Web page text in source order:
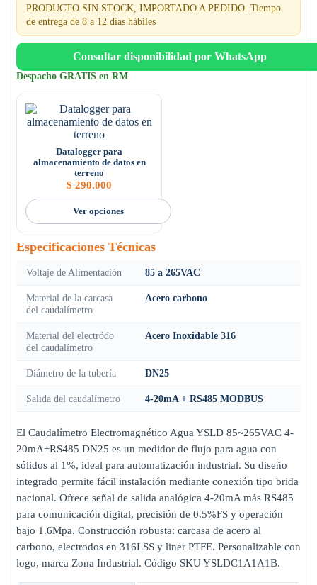
PRODUCTO SIN STOCK, IMPORTADO A PEDIDO. Tiempo
de entrega de 8 a 12 días hábiles
Consultar disponibilidad por WhatsApp
Despacho GRATIS en RM
Datalogger para
almacenamiento de datos en
terreno
$ 290.000
Ver opciones
Especificaciones Técnicas
Voltaje de Alimentación 85 a 265VAC
Material de la carcasa
del caudalímetro
Acero carbono
Material del electródo
del caudalímetro
Acero Inoxidable 316
Diámetro de la tubería DN25
Salida del caudalímetro 4-20mA + RS485 MODBUS
El Caudalímetro Electromagnético Agua YSLD 85~265VAC 4-
20mA+RS485 DN25 es un medidor de flujo para agua con
sólidos al 1%, ideal para automatización industrial. Su diseño
integrado permite fácil instalación mediante conexión tipo brida
nacional. Ofrece señal de salida analógica 4-20mA más RS485
para comunicación digital, precisión de 0.5%FS y operación
bajo 1.6Mpa. Construcción robusta: carcasa de acero al
carbono, electrodos en 316LSS y liner PTFE. Personalizable con
logo, marca Zona Industrial. Código SKU YSLDC1A1A1B.